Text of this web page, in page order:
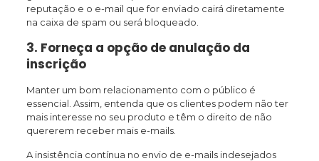
reputação e o e-mail que for enviado cairá diretamente
na caixa de spam ou será bloqueado.
3. Forneça a opção de anulação da
inscrição
Manter um bom relacionamento com o público é
essencial. Assim, entenda que os clientes podem não ter
mais interesse no seu produto e têm o direito de não
quererem receber mais e-mails.
A insistência contínua no envio de e-mails indesejados